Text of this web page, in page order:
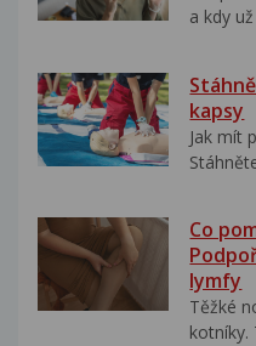
a kdy už
kapsy
Jak mít
Co
lymfy
Těžké
kotníky.